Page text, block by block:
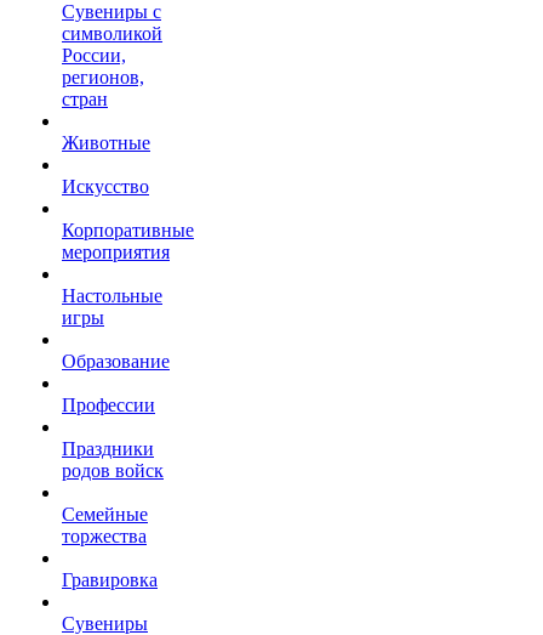
Сувениры с
символикой
России,
регионов,
стран
Животные
Искусство
Корпоративные
мероприятия
Настольные
игры
Образование
Профессии
Праздники
родов войск
Семейные
торжества
Гравировка
Сувениры